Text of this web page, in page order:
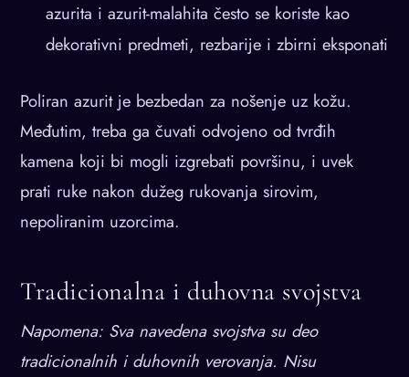
azurita i azurit-malahita često se koriste kao
dekorativni predmeti, rezbarije i zbirni eksponati
Poliran azurit je bezbedan za nošenje uz kožu.
Međutim, treba ga čuvati odvojeno od tvrđih
kamena koji bi mogli izgrebati površinu, i uvek
prati ruke nakon dužeg rukovanja sirovim,
nepoliranim uzorcima.
Tradicionalna i duhovna svojstva
Napomena: Sva navedena svojstva su deo
tradicionalnih i duhovnih verovanja. Nisu